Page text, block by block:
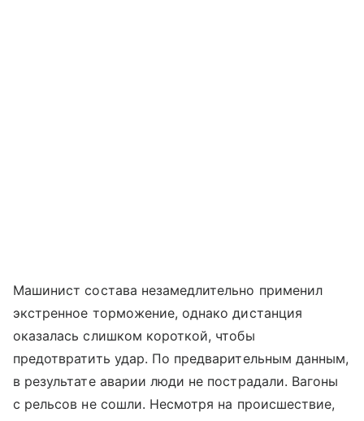
Машинист состава незамедлительно применил
экстренное торможение, однако дистанция
оказалась слишком короткой, чтобы
предотвратить удар. По предварительным данным,
в результате аварии люди не пострадали. Вагоны
с рельсов не сошли. Несмотря на происшествие,